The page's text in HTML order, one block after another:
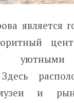
является
музеи и